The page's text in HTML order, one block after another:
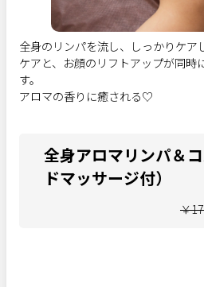
全身のリンパを流し、しっかりケア
ケアと、お顔のリフトアップが同時
す。
アロマの香りに癒される♡
全身アロマリンパ＆
ドマッサージ付）
￥